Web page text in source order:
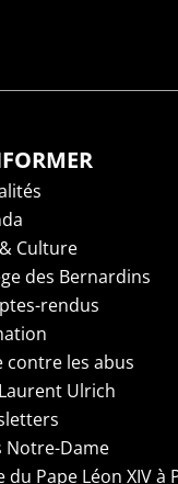
Culture
des Bernardins
rendus
contre les abus
Ulrich
Notre-Dame
du Pape Léon XIV à